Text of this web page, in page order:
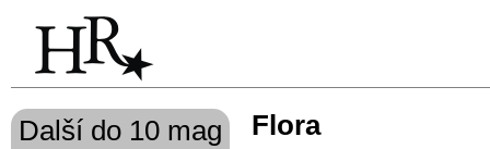
Další do 10 mag Flora